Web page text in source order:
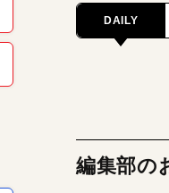
DAILY
編集部の